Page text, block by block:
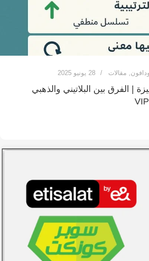
, مقالات 28 يونيو 2025
| الفرق بين البلاتيني والذهبي